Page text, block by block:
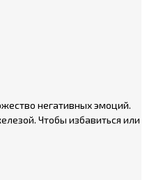
негативных эмоций.
Чтобы избавиться или